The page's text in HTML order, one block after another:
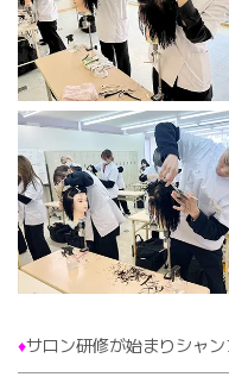
♦️サロン研修が始まりシャ